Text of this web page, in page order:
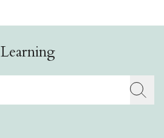
Learning